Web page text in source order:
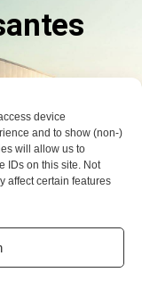
device
and to show (non-)
will allow us to
IDs on this site. Not
affect certain features
GmbH